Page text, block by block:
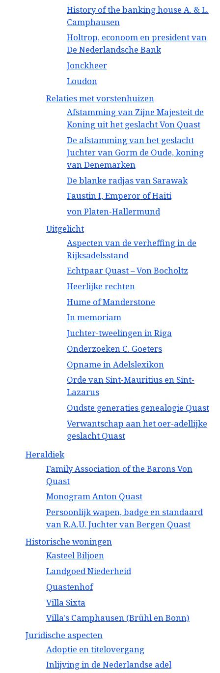
History of the banking house A. & L.
Camphausen
Holtrop, econoom en president van
De Nederlandsche Bank
Jonckheer
Loudon
Relaties met vorstenhuizen
Afstamming van Zijne Majesteit de
Koning uit het geslacht Von Quast
De afstamming van het geslacht
Juchter van Gorm de Oude, koning
van Denemarken
De blanke radjas van Sarawak
Faustin I, Emperor of Haiti
von Platen-Hallermund
Uitgelicht
Aspecten van de verheffing in de
Rijksadelsstand
Echtpaar Quast – Von Bocholtz
Heerlijke rechten
Hume of Manderstone
In memoriam
Juchter-tweelingen in Riga
Onderzoeken C. Goeters
Opname in Adelslexikon
Orde van Sint-Mauritius en Sint-
Lazarus
Oudste generaties genealogie Quast
Verwantschap aan het oer-adellijke
geslacht Quast
Heraldiek
Family Association of the Barons Von
Quast
Monogram Anton Quast
Persoonlijk wapen, badge en standaard
van R.A.U. Juchter van Bergen Quast
Historische woningen
Kasteel Biljoen
Landgoed Niederheid
Quastenhof
Villa Sixta
Villa's Camphausen (Brühl en Bonn)
Juridische aspecten
Adoptie en titelovergang
Inlijving in de Nederlandse adel